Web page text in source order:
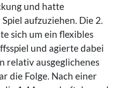
und hatte
aufzuziehen. Die 2.
sich um ein flexibles
und agierte dabei
relativ ausgeglichenes
die Folge. Nach einer